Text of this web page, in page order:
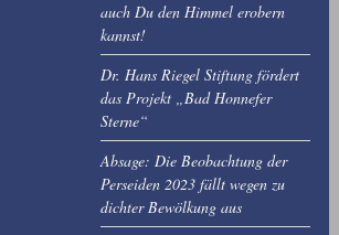
auch Du den Himmel erobern
kannst!
Dr. Hans Riegel Stiftung fördert
das Projekt „Bad Honnefer
Sterne“
Absage: Die Beobachtung der
Perseiden 2023 fällt wegen zu
dichter Bewölkung aus